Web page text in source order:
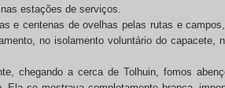
estações de serviços.
e centenas de ovelhas pelas rutas e
no isolamento voluntário do capacete,
chegando a cerca de Tolhuin, fomos